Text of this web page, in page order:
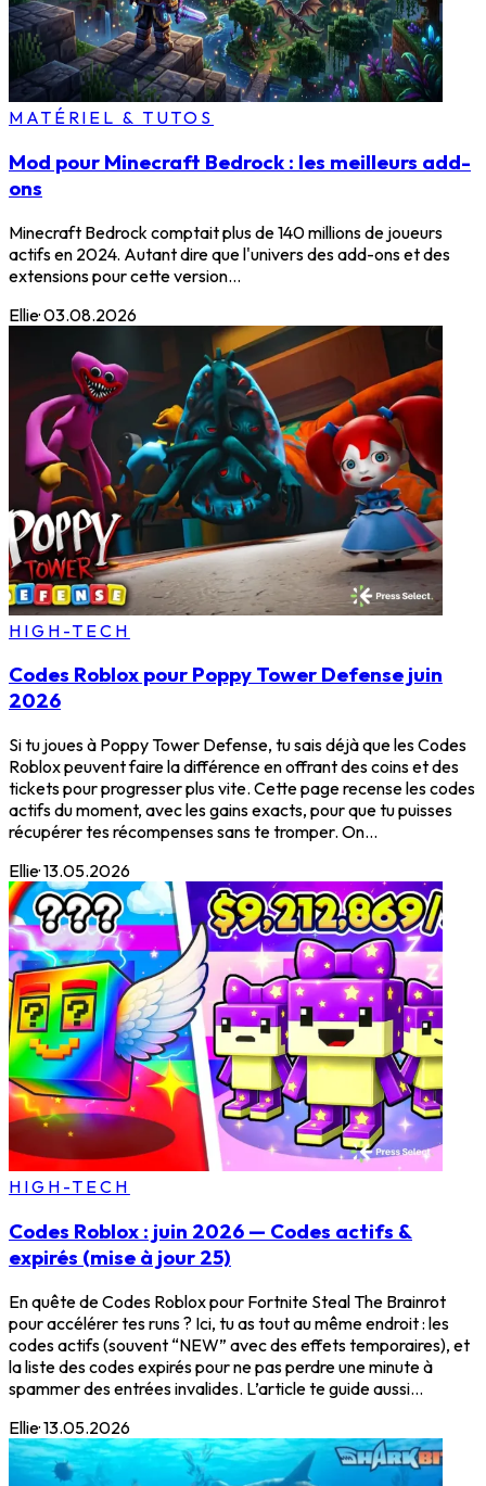
MATÉRIEL & TUTOS
Mod pour Minecraft Bedrock : les meilleurs add-
ons
Minecraft Bedrock comptait plus de 140 millions de joueurs
actifs en 2024. Autant dire que l'univers des add-ons et des
extensions pour cette version...
Ellie·03.08.2026
HIGH-TECH
Codes Roblox pour Poppy Tower Defense juin
2026
Si tu joues à Poppy Tower Defense, tu sais déjà que les Codes
Roblox peuvent faire la différence en offrant des coins et des
tickets pour progresser plus vite. Cette page recense les codes
actifs du moment, avec les gains exacts, pour que tu puisses
récupérer tes récompenses sans te tromper. On...
Ellie·13.05.2026
HIGH-TECH
Codes Roblox : juin 2026 — Codes actifs &
expirés (mise à jour 25)
En quête de Codes Roblox pour Fortnite Steal The Brainrot
pour accélérer tes runs ? Ici, tu as tout au même endroit : les
codes actifs (souvent “NEW” avec des effets temporaires), et
la liste des codes expirés pour ne pas perdre une minute à
spammer des entrées invalides. L’article te guide aussi...
Ellie·13.05.2026